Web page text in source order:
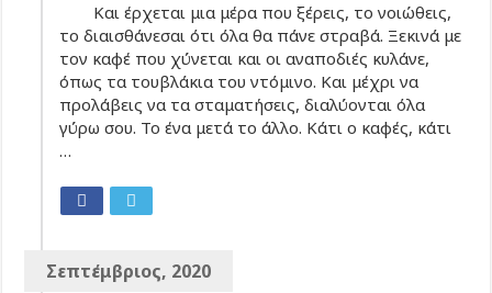
Και έρχεται μια μέρα που ξέρεις, το νοιώθεις,
το διαισθάνεσαι ότι όλα θα πάνε στραβά. Ξεκινά με
τον καφέ που χύνεται και οι αναποδιές κυλάνε,
όπως τα τουβλάκια του ντόμινο. Και μέχρι να
προλάβεις να τα σταματήσεις, διαλύονται όλα
γύρω σου. Το ένα μετά το άλλο. Κάτι ο καφές, κάτι
…
Σεπτέμβριος, 2020